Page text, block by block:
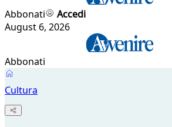
Abbonati
Accedi
August 6, 2026
Abbonati
Cultura